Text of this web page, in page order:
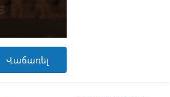
Վաճառել